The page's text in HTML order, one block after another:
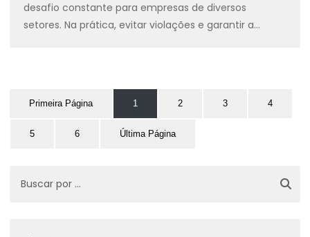
desafio constante para empresas de diversos
setores. Na prática, evitar violações e garantir a
Primeira Página 1 2 3 4
5 6 Última Página